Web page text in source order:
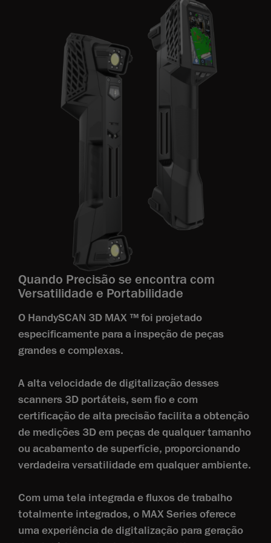
Quando Precisão se encontra com
Versatilidade e Portabilidade
O HandySCAN 3D MAX ™ foi projetado
especificamente para a inspeção de peças
grandes e complexas.
A alta velocidade de digitalização desses
scanners 3D portáteis, sem fio e com
certificação de alta precisão facilita a obtenção
de medições 3D em peças de qualquer tamanho
ou acabamento de superfície, proporcionando
verdadeira versatilidade em qualquer ambiente.
Com uma tela integrada e fluxos de trabalho
totalmente integrados, o MAX Series oferece
uma experiência de digitalização para geração